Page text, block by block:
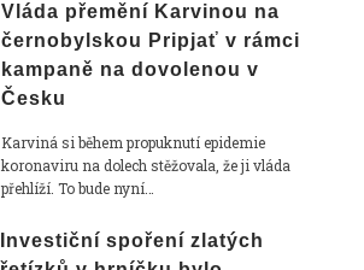
Vláda přemění Karvinou na
černobylskou Pripjať v rámci
kampaně na dovolenou v
Česku
Karviná si během propuknutí epidemie
koronaviru na dolech stěžovala, že ji vláda
přehlíží. To bude nyní…
Investiční spoření zlatých